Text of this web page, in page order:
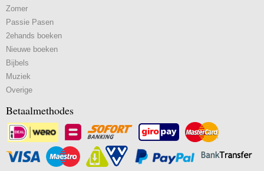
Zomer
Passie Pasen
2ehands boeken
Nieuwe boeken
Bijbels
Muziek
Overige
Betaalmethodes